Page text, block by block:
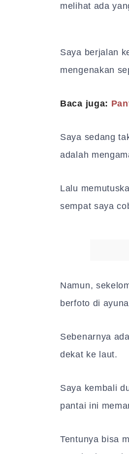
melihat ada
Saya berjalan
mengenakan
Baca juga:
Saya sedang
adalah
Lalu
sempat saya
Namun,
berfoto di
Sebenarnya
dekat ke laut.
Saya kembali
pantai ini
Tentunya bisa